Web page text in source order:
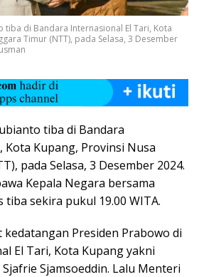
tiba di Bandara Internasional El Tari, Kota
Timur (NTT), pada Selasa, 3 Desember
tiba di Bandara
Kupang, Provinsi Nusa
pada Selasa, 3 Desember 2024.
Kepala Negara bersama
sekira pukul 19.00 WITA.
Presiden Prabowo di
El Tari, Kota Kupang yakni
Sjamsoeddin. Lalu Menteri